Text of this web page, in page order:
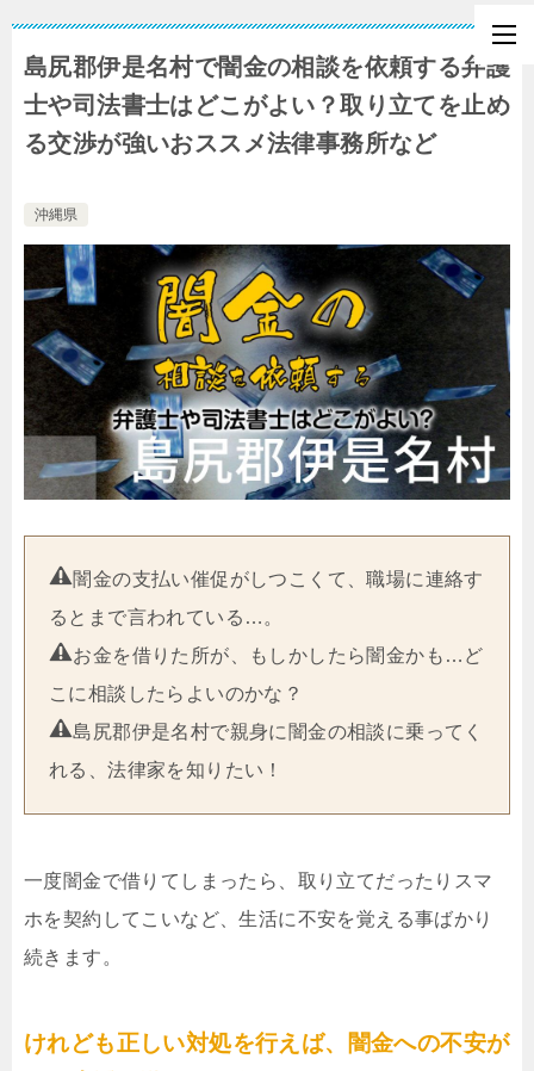
島尻郡伊是名村で闇金の相談を依頼する弁護
士や司法書士はどこがよい？取り立てを止め
る交渉が強いおススメ法律事務所など
沖縄県
闇金の支払い催促がしつこくて、職場に連絡す
るとまで言われている…。
お金を借りた所が、もしかしたら闇金かも…ど
こに相談したらよいのかな？
島尻郡伊是名村で親身に闇金の相談に乗ってく
れる、法律家を知りたい！
一度闇金で借りてしまったら、取り立てだったりスマ
ホを契約してこいなど、生活に不安を覚える事ばかり
続きます。
けれども正しい対処を行えば、闇金への不安が